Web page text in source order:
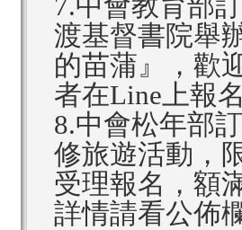
渡基督書院舉
的苗蒲』，歡
者在Line上報
8.中會松年部
修旅遊活動，
受理報名，額
詳情請看公佈